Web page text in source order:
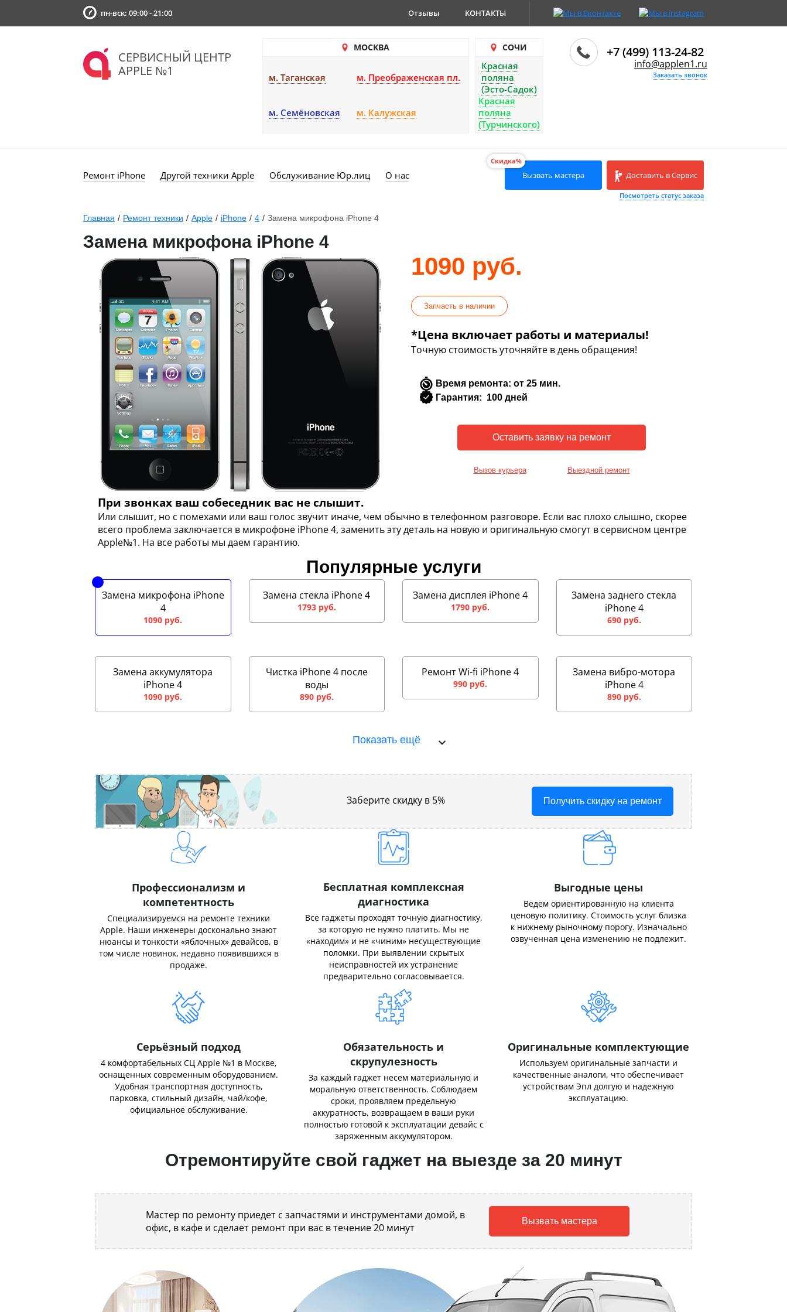
пн-вск: 09:00 - 21:00 Отзывы КОНТАКТЫ
СЕРВИСНЫЙ ЦЕНТР
APPLE №1
МОСКВА
м. Таганская м. Преображенская пл.
м. Семёновская м. Калужская
СОЧИ
Красная
поляна
(Эсто-Садок)
Красная
поляна
(Турчинского)
+7 (499) 113-24-82
info@applen1.ru
Заказать звонок
Ремонт iPhone Другой техники Apple Обслуживание Юр.лиц О нас
Скидка%
Вызвать мастера Доставить в Сервис
Посмотреть статус заказа
Главная / Ремонт техники / Apple / iPhone / 4 / Замена микрофона iPhone 4
Замена микрофона iPhone 4
1090 руб.
Запчасть в наличии
*Цена включает работы и материалы!
Точную стоимость уточняйте в день обращения!
Время ремонта: от 25 мин.
Гарантия: 100 дней
Вызов курьера Выездной ремонт
При звонках ваш собеседник вас не слышит.
Или слышит, но с помехами или ваш голос звучит иначе, чем обычно в телефонном разговоре. Если вас плохо слышно, скорее
всего проблема заключается в микрофоне iPhone 4, заменить эту деталь на новую и оригинальную смогут в сервисном центре
Apple№1. На все работы мы даем гарантию.
Популярные услуги
Замена микрофона iPhone
4
1090 руб.
Замена стекла iPhone 4
1793 руб.
Замена дисплея iPhone 4
1790 руб.
Замена заднего стекла
iPhone 4
690 руб.
Замена аккумулятора
iPhone 4
1090 руб.
Чистка iPhone 4 после
воды
890 руб.
Ремонт Wi-fi iPhone 4
990 руб.
Замена вибро-мотора
iPhone 4
890 руб.
Показать ещё
Заберите скидку в 5% Получить скидку на ремонт
Профессионализм и
компетентность
Специализируемся на ремонте техники
Apple. Наши инженеры досконально знают
нюансы и тонкости «яблочных» девайсов, в
том числе новинок, недавно появившихся в
продаже.
Бесплатная комплексная
диагностика
Все гаджеты проходят точную диагностику,
за которую не нужно платить. Мы не
«находим» и не «чиним» несуществующие
поломки. При выявлении скрытых
неисправностей их устранение
предварительно согласовывается.
Выгодные цены
Ведем ориентированную на клиента
ценовую политику. Стоимость услуг близка
к нижнему рыночному порогу. Изначально
озвученная цена изменению не подлежит.
Серьёзный подход
4 комфортабельных СЦ Apple №1 в Москве,
оснащенных современным оборудованием.
Удобная транспортная доступность,
парковка, стильный дизайн, чай/кофе,
официальное обслуживание.
Обязательность и
скрупулезность
За каждый гаджет несем материальную и
моральную ответственность. Соблюдаем
сроки, проявляем предельную
аккуратность, возвращаем в ваши руки
полностью готовой к эксплуатации девайс с
заряженным аккумулятором.
Оригинальные комплектующие
Используем оригинальные запчасти и
качественные аналоги, что обеспечивает
устройствам Эпл долгую и надежную
эксплуатацию.
Отремонтируйте свой гаджет на выезде за 20 минут
Мастер по ремонту приедет с запчастями и инструментами домой, в
офис, в кафе и сделает ремонт при вас в течение 20 минут
Вызвать мастера